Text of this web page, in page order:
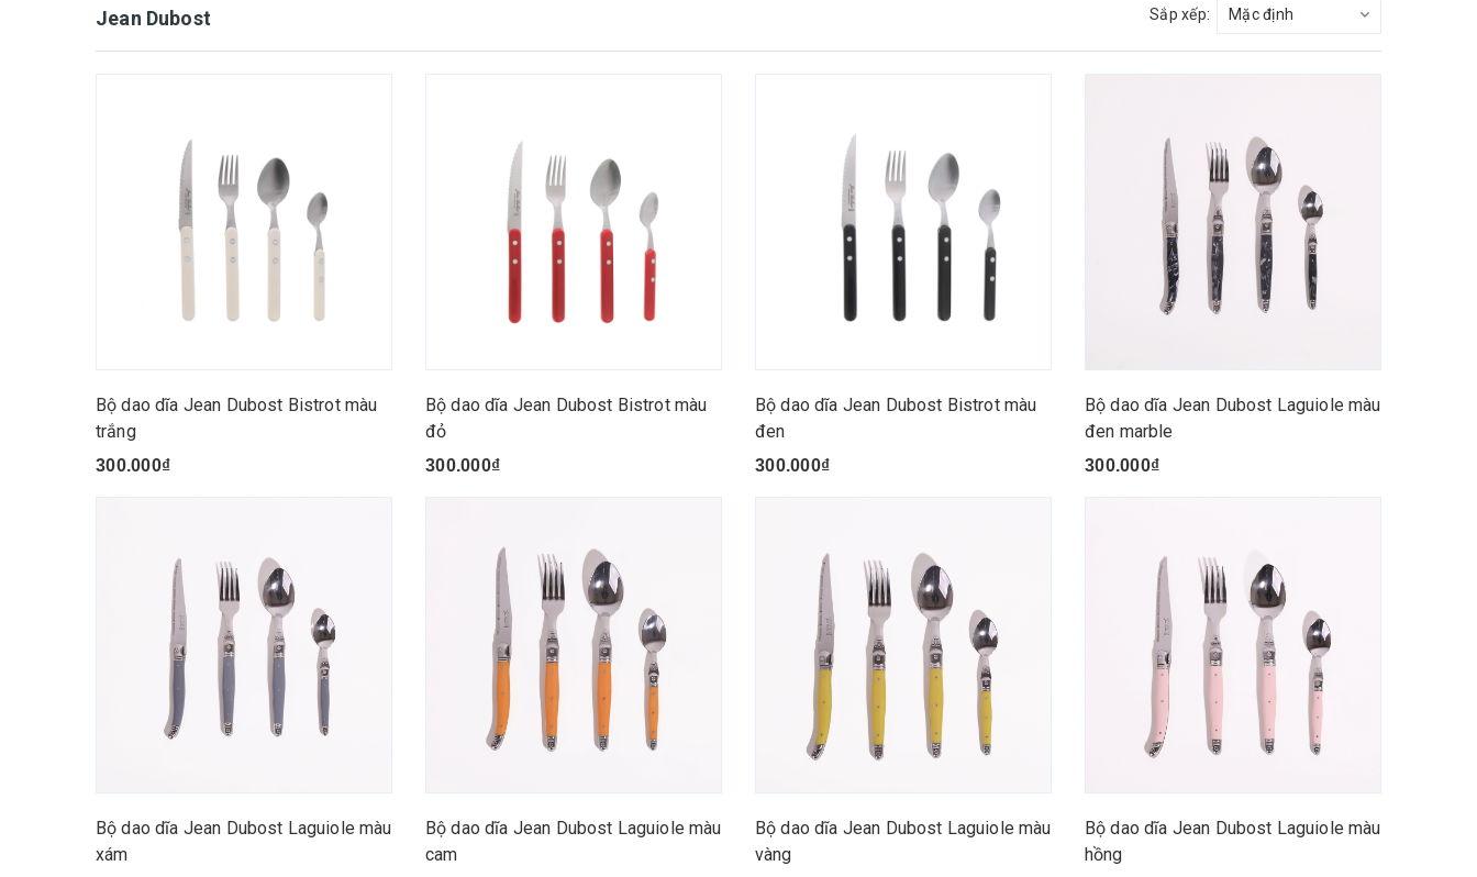
Jean Dubost Sắp xếp:
Bộ dao dĩa Jean Dubost Bistrot màu
trắng
300.000₫
Bộ dao dĩa Jean Dubost Bistrot màu
đỏ
300.000₫
Bộ dao dĩa Jean Dubost Bistrot màu
đen
300.000₫
Bộ dao dĩa Jean Dubost Laguiole màu
đen marble
300.000₫
Bộ dao dĩa Jean Dubost Laguiole màu
xám
Bộ dao dĩa Jean Dubost Laguiole màu
cam
Bộ dao dĩa Jean Dubost Laguiole màu
vàng
Bộ dao dĩa Jean Dubost Laguiole màu
hồng